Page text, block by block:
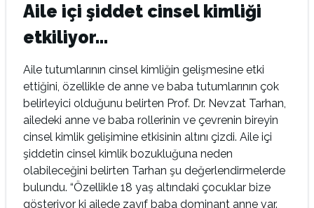
Aile içi şiddet cinsel kimliği
etkiliyor…
Aile tutumlarının cinsel kimliğin gelişmesine etki
ettiğini, özellikle de anne ve baba tutumlarının çok
belirleyici olduğunu belirten Prof. Dr. Nevzat Tarhan,
ailedeki anne ve baba rollerinin ve çevrenin bireyin
cinsel kimlik gelişimine etkisinin altını çizdi. Aile içi
şiddetin cinsel kimlik bozukluğuna neden
olabileceğini belirten Tarhan şu değerlendirmelerde
bulundu. “Özellikle 18 yaş altındaki çocuklar bize
gösteriyor ki ailede zayıf baba dominant anne var.